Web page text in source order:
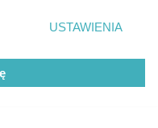
prywatności
strony
zgody
się takiemu
zastosowanie tylko
USTAWIENIA